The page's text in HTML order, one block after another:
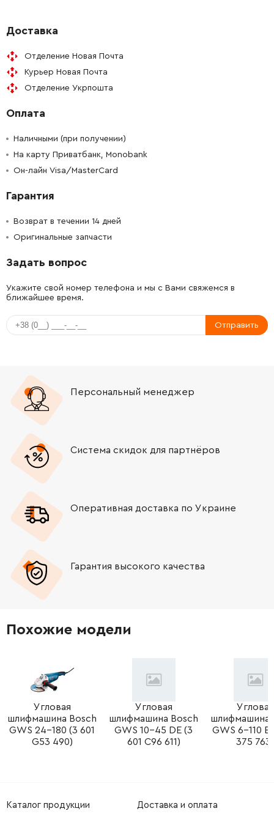
188895-2
266374-1 9.00 Грн
256491-5 39.00 Грн
210067-2 57.00 Грн
265120-9 9.00 Грн
211285-5 131.00 Грн - +
318617-8 368.00 Грн - +
158209-9
122892-8
224415-9 0.00 Грн - +
224543-0
233946-7 9.00 Грн - +
Доставка
Отделение Новая Почта
Курьер Новая Почта
Отделение Укрпошта
Оплата
Наличными (при получении)
На карту Приватбанк, Monobank
Он-лайн Visa/MasterCard
Гарантия
Возврат в течении 14 дней
Оригинальные запчасти
Задать вопрос
Укажите свой номер телефона и мы с Вами свяжемся в
ближайшее время.
Отправить
Персональный менеджер
Система скидок для партнёров
Оперативная доставка по Украине
Гарантия высокого качества
Похожие модели
Угловая
шлифмашина Bosch
GWS 24-180 (3 601
G53 490)
Угловая
шлифмашина Bosch
GWS 10-45 DE (3
601 C96 611)
Угловая
шлифмашина
GWS 6-110 E
375 763)
Каталог продукции Доставка и оплата